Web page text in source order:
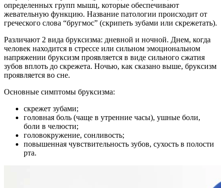
определенных групп мышц, которые обеспечивают
жевательную функцию. Название патологии происходит от
греческого слова “бругмос” (скрипеть зубами или скрежетать).
Различают 2 вида бруксизма: дневной и ночной. Днем, когда
человек находится в стрессе или сильном эмоциональном
напряжении бруксизм проявляется в виде сильного сжатия
зубов вплоть до скрежета. Ночью, как сказано выше, бруксизм
проявляется во сне.
Основные симптомы бруксизма:
скрежет зубами;
головная боль (чаще в утренние часы), ушные боли,
боли в челюсти;
головокружение, сонливость;
повышенная чувствительность зубов, сухость в полости
рта.